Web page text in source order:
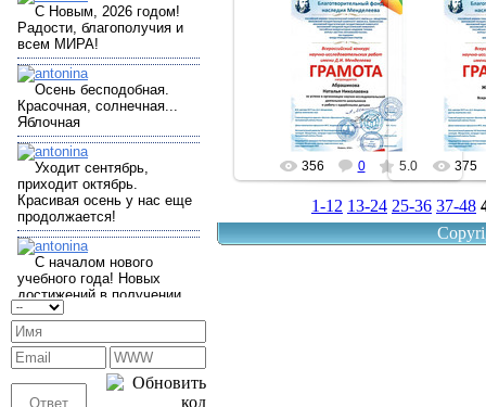
21.02.2018
antonina
356 0 5.0 375
1-12 13-24 25-36 37-48